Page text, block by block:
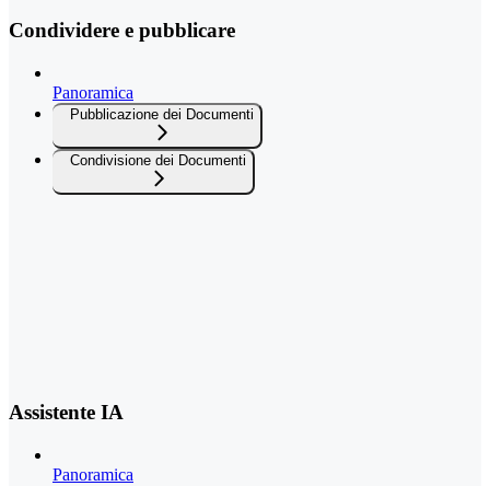
Condividere e pubblicare
Panoramica
Pubblicazione dei Documenti
Condivisione dei Documenti
Assistente IA
Panoramica